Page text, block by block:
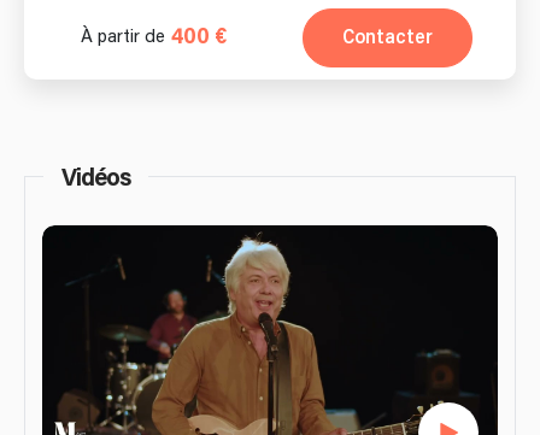
À partir de 400 € Contacter
Vidéos